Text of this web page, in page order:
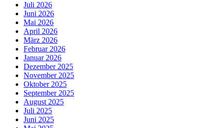
Juli 2026
Juni 2026
Mai 2026
April 2026
März 2026
Februar 2026
Januar 2026
Dezember 2025
November 2025
Oktober 2025
September 2025
August 2025
Juli 2025
Juni 2025